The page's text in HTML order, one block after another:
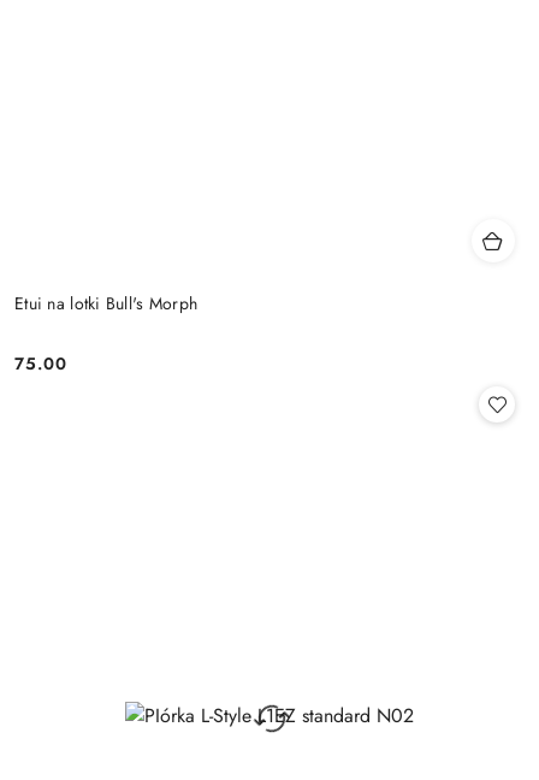
Etui na lotki Bull's Morph
Cena:
75.00